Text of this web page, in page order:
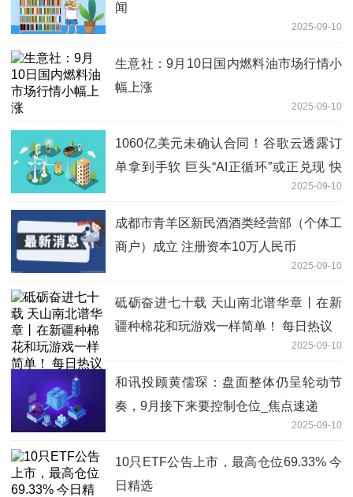
闻
2025-09-10
生意社：9月10日国内燃料油市场行情小
幅上涨
2025-09-10
1060亿美元未确认合同！谷歌云透露订
单拿到手软 巨头“AI正循环”或正兑现 快
2025-09-10
成都市青羊区新民酒酒类经营部（个体工
商户）成立 注册资本10万人民币
2025-09-10
砥砺奋进七十载 天山南北谱华章丨在新
疆种棉花和玩游戏一样简单！ 每日热议
2025-09-10
和讯投顾黄儒琛：盘面整体仍呈轮动节
奏，9月接下来要控制仓位_焦点速递
2025-09-10
10只ETF公告上市，最高仓位69.33% 今
日精选